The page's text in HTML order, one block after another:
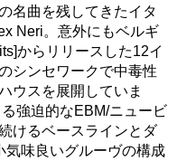
名曲を残してきたイタ
Neri。意外にもベルギ
からリリースした12イ
シンセワークで中毒性
ウスを展開していま
強迫的なEBM/ニュービ
けるベースラインとダ
気味良いグルーヴの構成